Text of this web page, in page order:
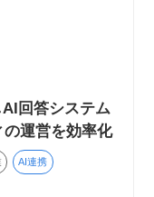
回答システム
運営を効率化
AI連携